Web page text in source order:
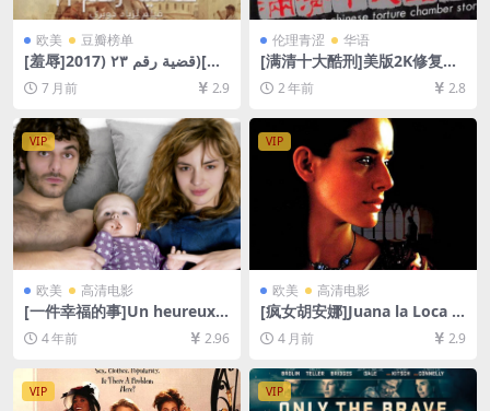
欧美 豆瓣榜单
[羞辱]قضية رقم ٢٣ (2017)[百
度网盘+夸克网盘1080P超清
未删减资源][网盘在线播放/下
载][MP4/7.5GB][中英字幕]
7 月前 2.9
伦理青涩 华语
[满清十大酷刑]美版2K修复版
(1994)[百度网盘+夸克网盘
+迅雷云盘1080P超清未删减
资源][网盘下载][MP4/6.5GB]
[粤语+国语中字]【手机/平板
无法在线播放，请使用电脑下
载防和谐压缩包（含解压密
码）】
2 年前 2.8
VIP
欧美 高清电影
[一件幸福的事]Un heureux é
vénement (2011)[百度网盘
+迅雷云盘资源1080P超清未
删减][MP4/6.6GB][中文字幕]
4 年前 2.96
VIP
欧美 高清电影
[疯女胡安娜]Juana la Loca (2
001)[百度网盘+夸克网盘1080
P超清未删减资源][网盘在线播
放/下载][MP4/7.4GB][中英字
幕]
4 月前 2.9
VIP VIP